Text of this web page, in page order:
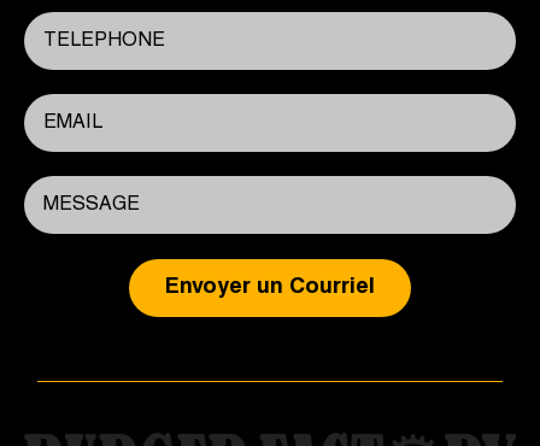
Envoyer un Courriel